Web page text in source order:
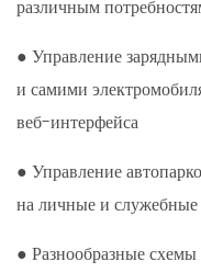
различным
● Управление
и самими
веб-интерфейса
● Управление
на личные и
● Разнообразные